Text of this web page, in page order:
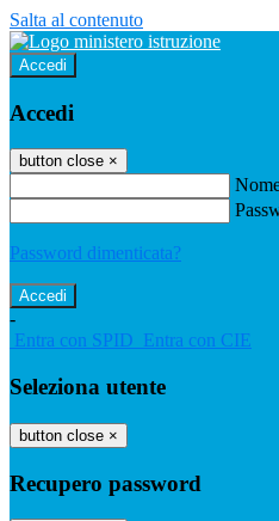
Salta al contenuto
Accedi
Accedi
button close ×
Password dimenticata?
-
Entra con SPID Entra con CIE
Seleziona utente
button close ×
Recupero password